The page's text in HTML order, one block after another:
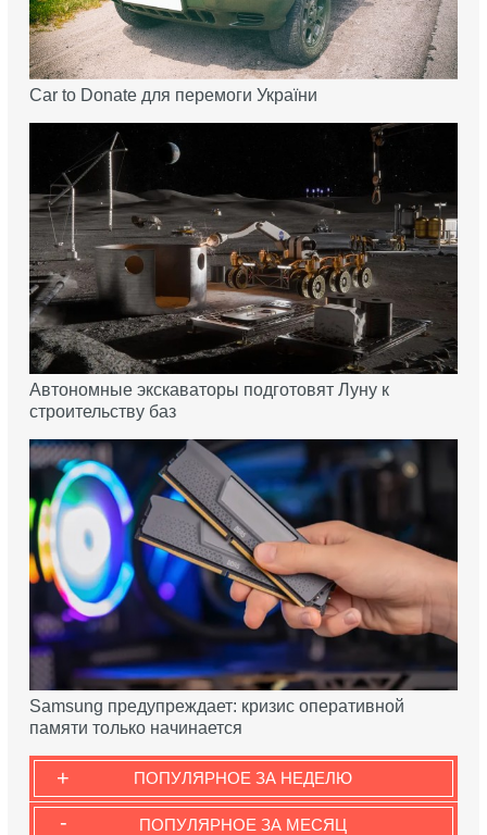
Car to Donate для перемоги України
Автономные экскаваторы подготовят Луну к
строительству баз
Samsung предупреждает: кризис оперативной
памяти только начинается
ПОПУЛЯРНОЕ ЗА НЕДЕЛЮ
+
ПОПУЛЯРНОЕ ЗА МЕСЯЦ
-